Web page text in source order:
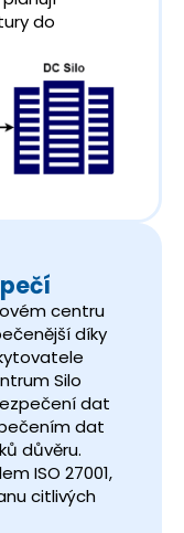
do
centru
díky
Silo
dat
dat
důvěru.
ISO 27001,
citlivých